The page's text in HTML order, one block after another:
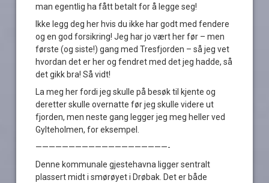
man egentlig ha fått betalt for å legge seg!
Ikke legg deg her hvis du ikke har godt med fendere
og en god forsikring! Jeg har jo vært her før – men
første (og siste!) gang med Tresfjorden – så jeg vet
hvordan det er her og fendret med det jeg hadde, så
det gikk bra! Så vidt!
La meg her fordi jeg skulle på besøk til kjente og
deretter skulle overnatte før jeg skulle videre ut
fjorden, men neste gang legger jeg meg heller ved
Gylteholmen, for eksempel.
————————————————————-
Denne kommunale gjestehavna ligger sentralt
plassert midt i smørøyet i Drøbak. Det er både